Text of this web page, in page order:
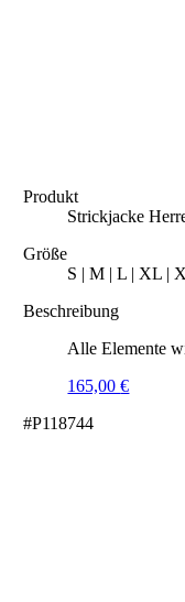
Produkt
Strickjacke
Größe
S | M | L | XL |
Beschreibung
Alle Elemente
165,00€
#P118744